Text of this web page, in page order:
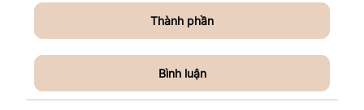
Thành phần
Bình luận